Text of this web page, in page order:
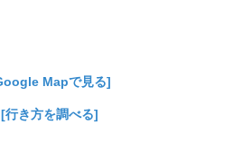
Mapで見る]
[行き方を調べる]